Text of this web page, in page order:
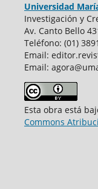
Universidad
Investigación y
Av. Canto Bello
Teléfono: (01)
Email:
Email:
Esta obra está
Commons